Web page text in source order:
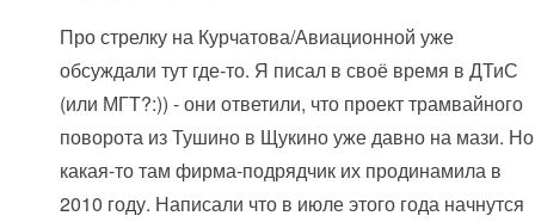
Про стрелку на Курчатова/Авиационной уже
обсуждали тут где-то. Я писал в своё время в ДТиС
(или МГТ?:)) - они ответили, что проект трамвайного
поворота из Тушино в Щукино уже давно на мази. Но
какая-то там фирма-подрядчик их продинамила в
2010 году. Написали что в июле этого года начнутся